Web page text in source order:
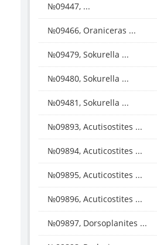
№09447, ...
№09466, Oraniceras ...
№09479, Sokurella ...
№09480, Sokurella ...
№09481, Sokurella ...
№09893, Acutisostites ...
№09894, Acuticostites ...
№09895, Acuticostites ...
№09896, Acuticostites ...
№09897, Dorsoplanites ...